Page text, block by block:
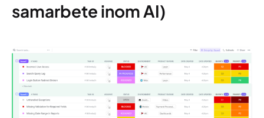
samarbete inom AI)